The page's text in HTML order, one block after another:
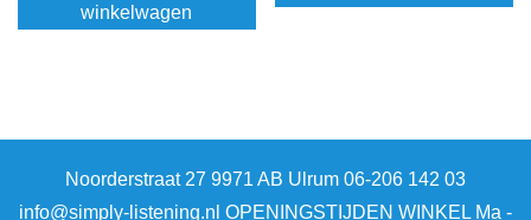
winkelwagen
Noorderstraat 27 9971 AB Ulrum 06-206 142 03
info@simply-listening.nl OPENINGSTIJDEN WINKEL Ma -